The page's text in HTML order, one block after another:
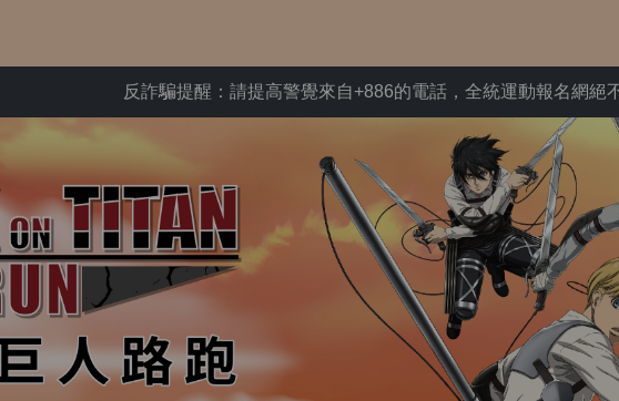
反詐騙提醒：請提高警覺來自+886的電話，全統運動報名網絕不會在電